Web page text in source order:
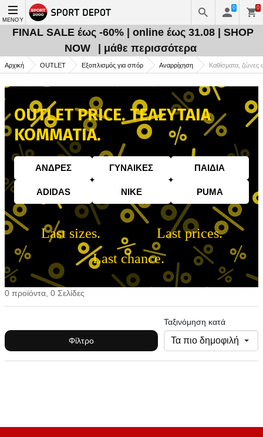
ΜΕΝΟΎ
0 0
FINAL SALE έως -60% | online έως 31.08 | SHOP
NOW
| μάθε περισσότερα
Αρχική OUTLET Εξοπλισμός για σπόρ Αναρρίχηση Καθίσματα, ζώνες
OUTLET PRICE. ΤΕΛΕΥΤΑΙΑ
ΚΟΜΜΑΤΙΑ.
AΝΔΡΕΣ ΓΥΝΑIΚΕΣ ΠΑΙΔΙA
ADIDAS NIKE PUMA
Last sizes.
Last prices.
Last chance.
0 προϊόντα, 0 Σελίδες
Φίλτρο
Ταξινόμηση κατά